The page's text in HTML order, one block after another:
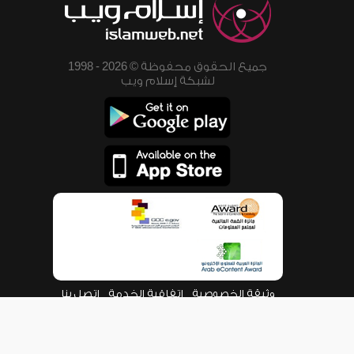
جميع الحقوق محفوظة © 2026 - 1998
لشبكة إسلام ويب
وثيقة الخصوصية اتفاقية الخدمة اتصل بنا